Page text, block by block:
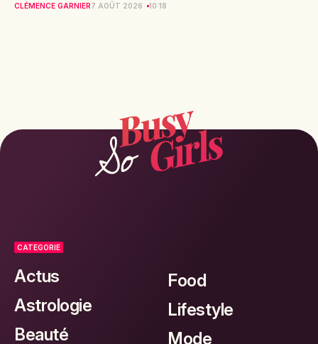
CLÉMENCE GARNIER7 AOÛT 2026 10:18
CATEGORIE
Actus
Astrologie
Beauté
Food
Lifestyle
Mode